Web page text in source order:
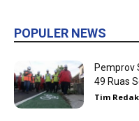
POPULER NEWS
Pemprov
49 Ruas
Tim